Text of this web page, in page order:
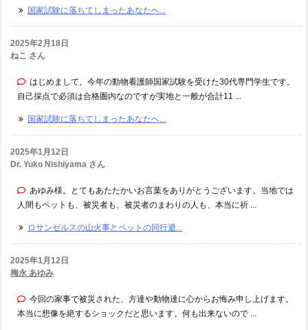
国家試験に落ちてしまったあなたへ...
2025年2月18日
ねこ さん
はじめまして。今年の動物看護師国家試験を受けた30代専門学生です。
自己採点で必須は合格圏内なのですが実地と一般が合計11 ...
国家試験に落ちてしまったあなたへ...
2025年1月12日
Dr. Yuko Nishiyama さん
あゆみ様。とてもあたたかいお言葉をありがとうございます。当地では
人間もペットも、被災者も、被災者のまわりの人も、本当に祈 ...
ロサンゼルスの山火事とペットの同行避...
2025年1月12日
梅永 あゆみ
今回の家事で被災された、方達や動物達に心からお悔み申し上げます。
本当に想像を絶するショックだと思います。何も出来ないので ...